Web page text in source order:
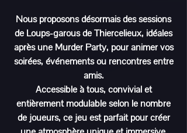
Nous proposons désormais des sessions
de Loups-garous de Thiercelieux, idéales
après une Murder Party, pour animer vos
soirées, événements ou rencontres entre
amis.
Accessible à tous, convivial et
entièrement modulable selon le nombre
de joueurs, ce jeu est parfait pour créer